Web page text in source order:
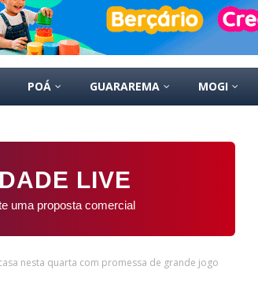
POÁ GUARAREMA MOGI
LIVE
uma proposta comercial
nesta quarta com promessa de grande jogo